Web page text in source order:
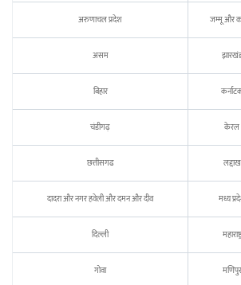
अरुणाचल प्रदेश जम्मू और
असम
बिहार
चंडीगढ़ केरल
छत्तीसगढ लद्दाख
दादरा और नगर हवेली और दमन और दीव मध्य
दिल्ली महाराष्ट्र
गोवा मणिपुर